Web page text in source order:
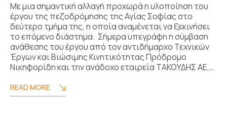
Με μια σημαντική αλλαγή προχωρά η υλοποίηση του
έργου της πεζοδρόμησης της Αγίας Σοφίας στο
δεύτερο τμήμα της, η οποία αναμένεται να ξεκινήσει
το επόμενο διάστημα. Σήμερα υπεγράφη η σύμβαση
ανάθεσης του έργου από τον αντιδήμαρχο Τεχνικών
Έργων και Βιώσιμης Κινητικότητας Πρόδρομο
Νικηφορίδη και την ανάδοχο εταιρεία TΑΚΟΥΔΗΣ ΑΕ,…
READ MORE